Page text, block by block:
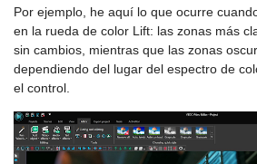
Por ejemplo, he aquí lo que ocurre
en la rueda de color Lift: las zonas más
sin cambios, mientras que las zonas
dependiendo del lugar del espectro de
el control.